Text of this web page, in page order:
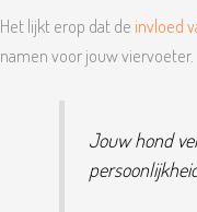
Het lijkt erop dat de invloed
namen voor jouw viervoeter.
Jouw hond